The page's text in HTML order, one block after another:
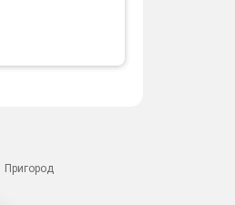
Пригород